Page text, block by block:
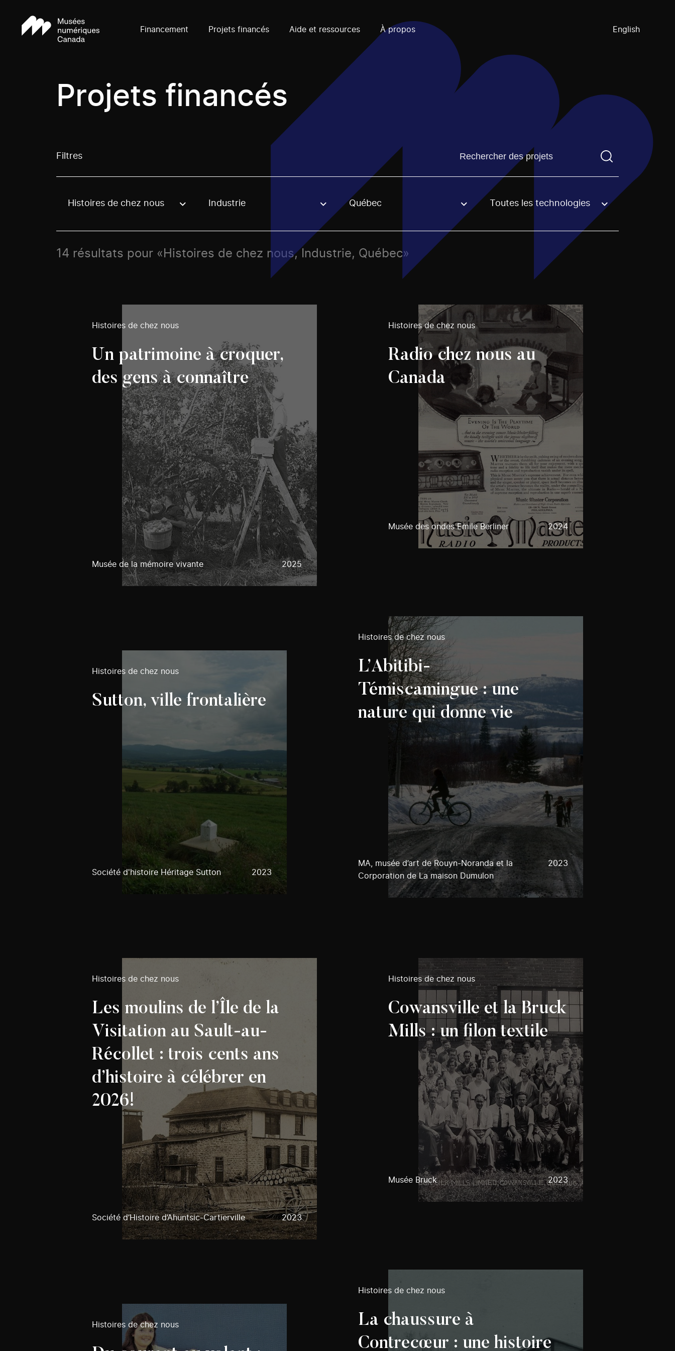
Financement Projets financés Aide et ressources À propos English
Projets financés
Filtres Trouvez un projetVous devez saisir un terme de
Use these options to filter projects by topic, stream or regon. The filter will be applied when selecting an option.
Histoires de chez nous Industrie Québec Toutes les technologies
14 résultats pour «Histoires de chez nous, Industrie, Québec»
Histoires de chez nous
Un patrimoine à croquer,
des gens à connaître
Musée de la mémoire vivante 2025
Histoires de chez nous
Radio chez nous au
Canada
Musée des ondes Emile Berliner 2024
Histoires de chez nous
Sutton, ville frontalière
Société d'histoire Héritage Sutton 2023
Histoires de chez nous
L’Abitibi-
Témiscamingue : une
nature qui donne vie
MA, musée d’art de Rouyn-Noranda et la
Corporation de La maison Dumulon
2023
Histoires de chez nous
Les moulins de l’Île de la
Visitation au Sault-au-
Récollet : trois cents ans
d’histoire à célébrer en
2026!
Société d’Histoire d’Ahuntsic-Cartierville 2023
Histoires de chez nous
Cowansville et la Bruck
Mills : un filon textile
Musée Bruck 2023
Histoires de chez nous
Histoires de chez nous
La chaussure à
Contrecœur : une histoire